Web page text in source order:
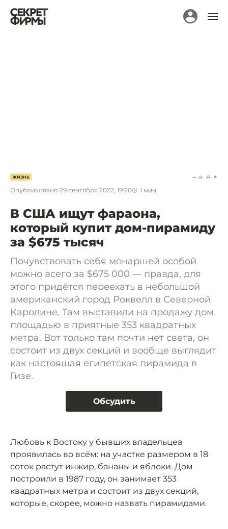
ЖИЗНЬ
Опубликовано 29 сентября 2022, 19:20 1 мин.
a A
В США ищут фараона,
который купит дом-пирамиду
за $675 тысяч
Почувствовать себя монаршей особой
можно всего за $675 000 — правда, для
этого придётся переехать в небольшой
американский город Роквелл в Северной
Каролине. Там выставили на продажу дом
площадью в приятные 353 квадратных
метра. Вот только там почти нет света, он
состоит из двух секций и вообще выглядит
как настоящая египетская пирамида в
Гизе.
Обсудить
Любовь к Востоку у бывших владельцев
проявилась во всём: на участке размером в 18
соток растут инжир, бананы и яблоки. Дом
построили в 1987 году, он занимает 353
квадратных метра и состоит из двух секций,
которые, скорее, можно назвать пирамидами.